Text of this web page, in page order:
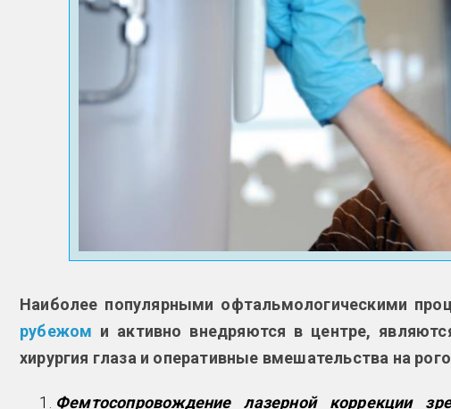
Наиболее популярными офтальмологическими
рубежом и активно внедряются в центре,
хирургия глаза и оперативные вмешательства на
Фемтосопровождение лазерной коррекции